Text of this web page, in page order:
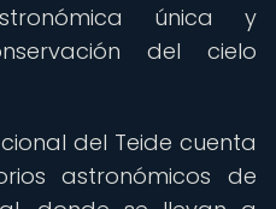
única y
del cielo
del Teide cuenta
astronómicos de